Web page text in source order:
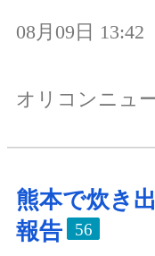
08月09日 13:42
オリコンニュ
熊本で炊き
報告
56